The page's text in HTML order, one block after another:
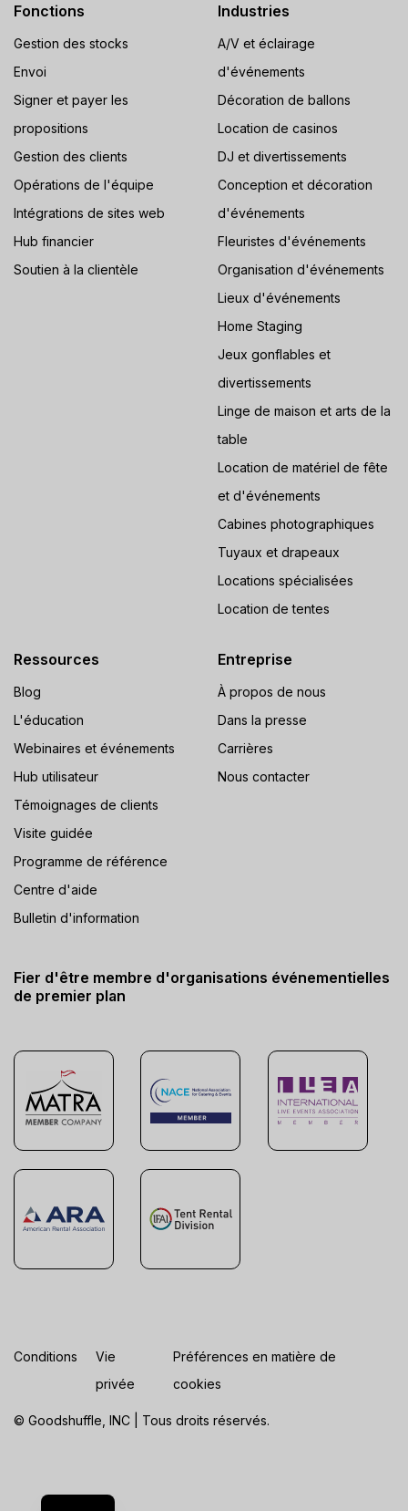
Fonctions
Gestion des stocks
Envoi
Signer et payer les
propositions
Gestion des clients
Opérations de l'équipe
Intégrations de sites web
Hub financier
Soutien à la clientèle
Industries
A/V et éclairage
d'événements
Décoration de ballons
Location de casinos
DJ et divertissements
Conception et décoration
d'événements
Fleuristes d'événements
Organisation d'événements
Lieux d'événements
Home Staging
Jeux gonflables et
divertissements
Linge de maison et arts de la
table
Location de matériel de fête
et d'événements
Cabines photographiques
Tuyaux et drapeaux
Locations spécialisées
Location de tentes
Ressources
Blog
L'éducation
Webinaires et événements
Hub utilisateur
Témoignages de clients
Visite guidée
Programme de référence
Centre d'aide
Bulletin d'information
Entreprise
À propos de nous
Dans la presse
Carrières
Nous contacter
Fier d'être membre d'organisations événementielles
de premier plan
© Goodshuffle, INC | Tous droits réservés.
Conditions
Vie
privée
Préférences en matière de
cookies